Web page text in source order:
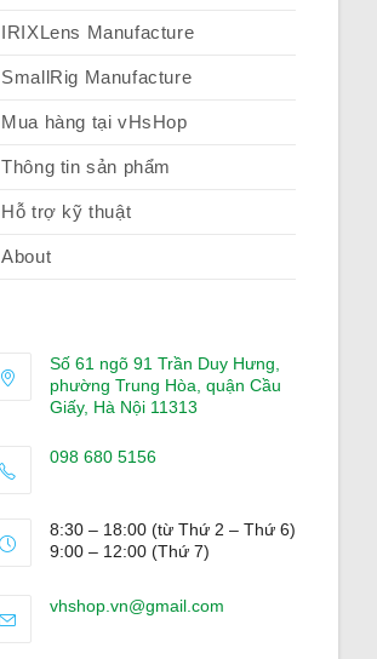
IRIXLens Manufacture
SmallRig Manufacture
Mua hàng tại vHsHop
Thông tin sản phẩm
Hỗ trợ kỹ thuật
About
Số 61 ngõ 91 Trần Duy Hưng,
phường Trung Hòa, quận Cầu
Giấy, Hà Nội 11313
098 680 5156
your
8:30 – 18:00 (từ Thứ 2 – Thứ 6)
9:00 – 12:00 (Thứ 7)
vhshop.vn@gmail.comOpens